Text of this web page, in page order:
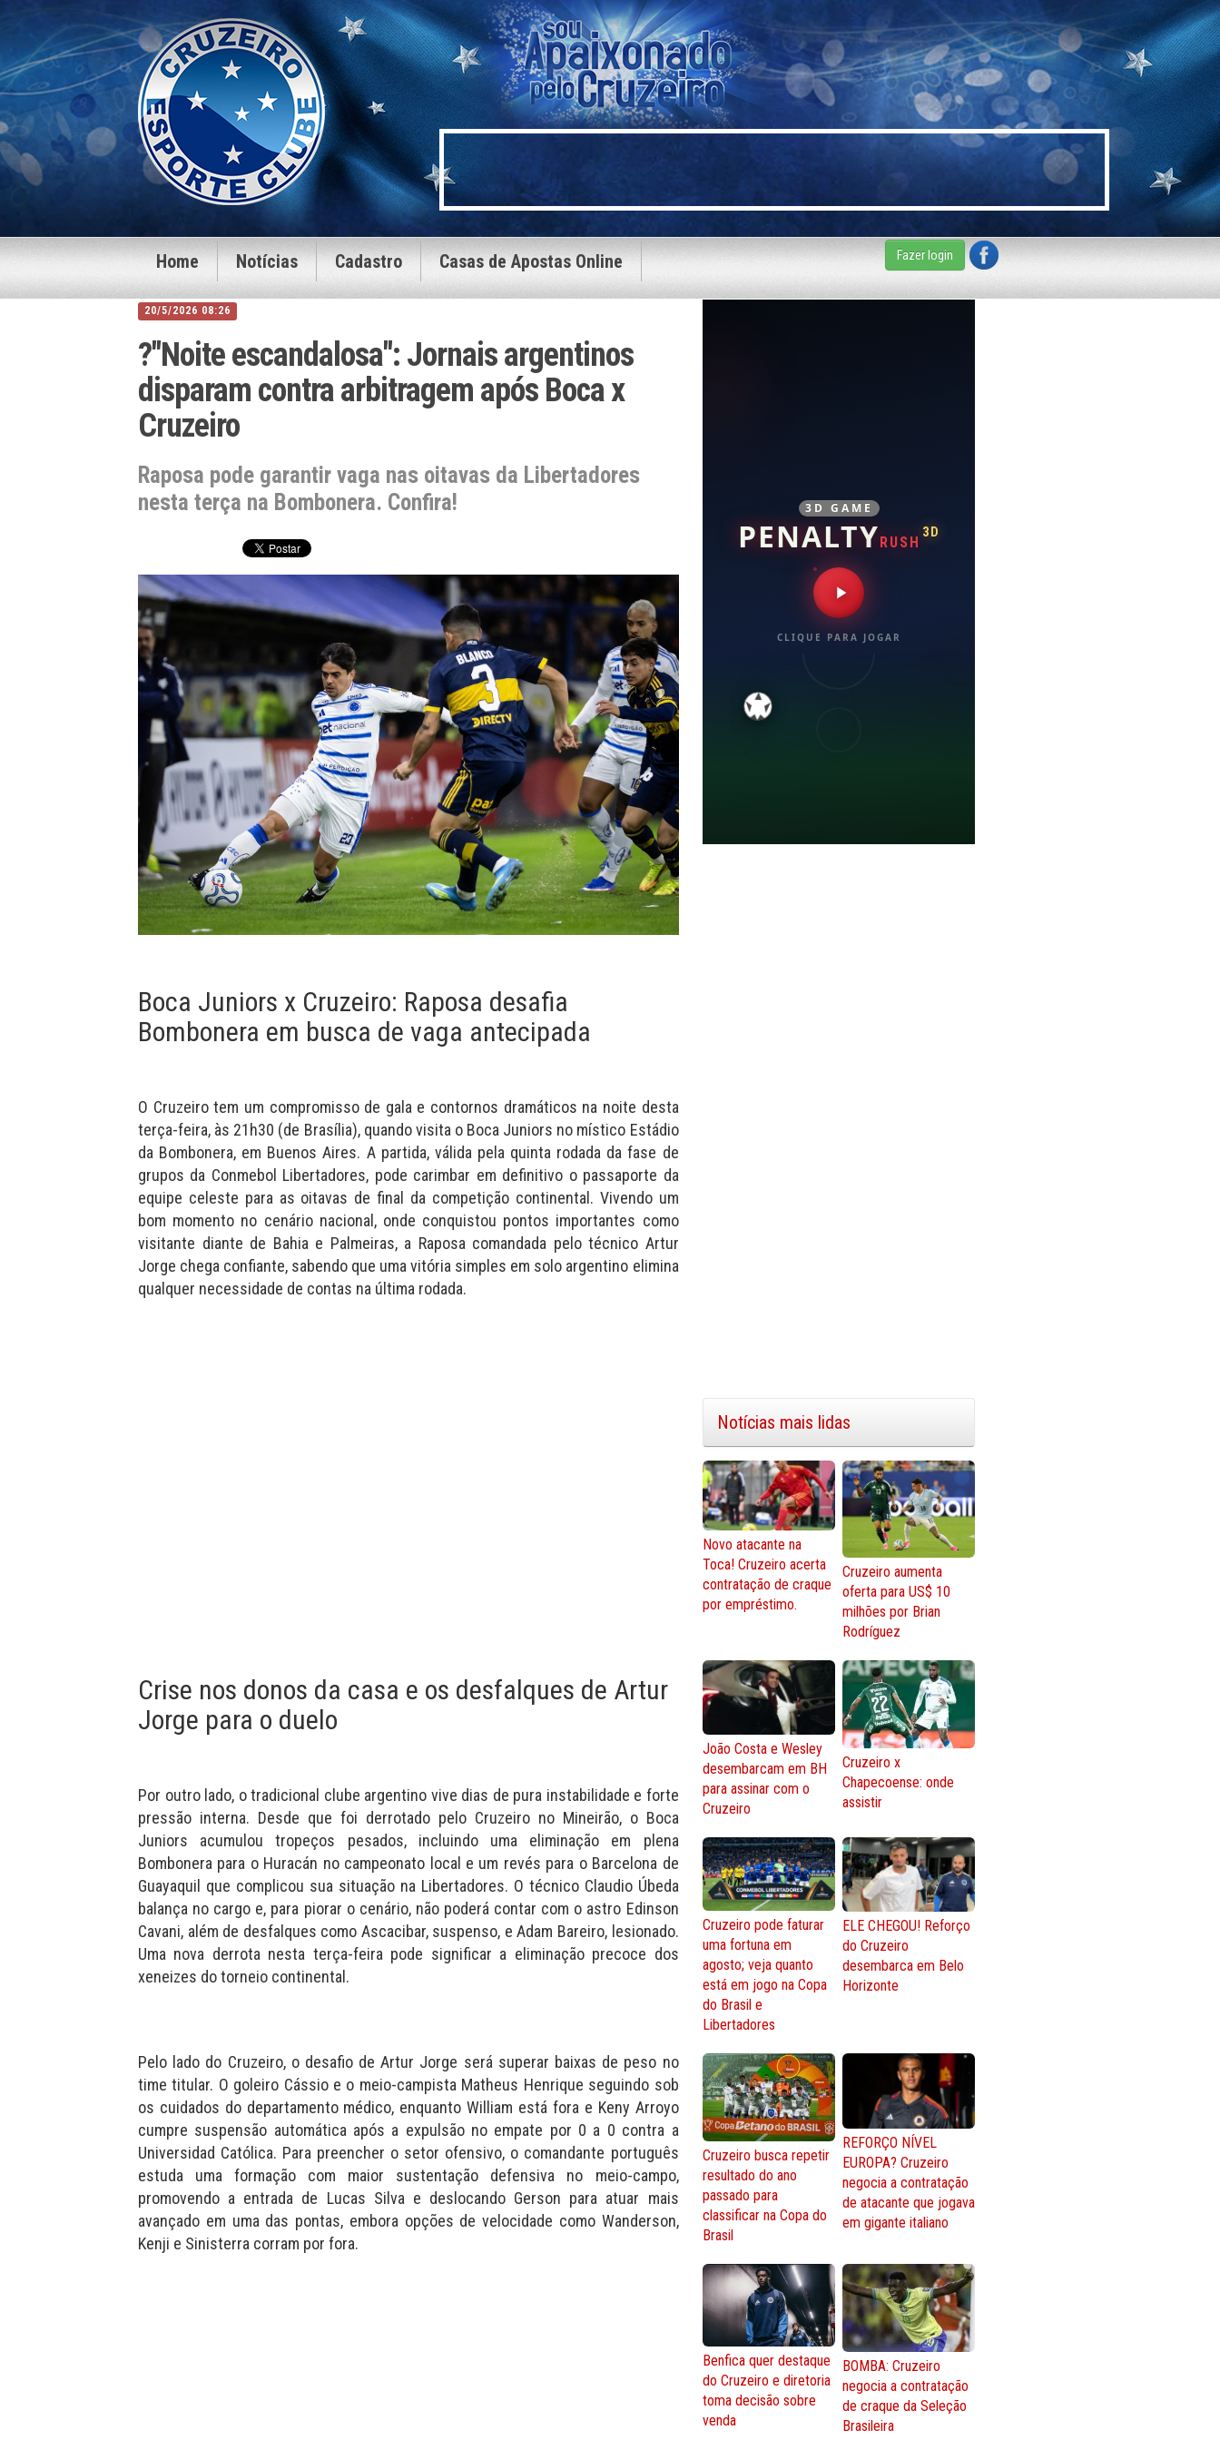
Home Notícias Cadastro Casas de Apostas Online Fazer login
20/5/2026 08:26
?"Noite escandalosa": Jornais argentinos
disparam contra arbitragem após Boca x
Cruzeiro
Raposa pode garantir vaga nas oitavas da Libertadores
nesta terça na Bombonera. Confira!
Boca Juniors x Cruzeiro: Raposa desafia
Bombonera em busca de vaga antecipada
O Cruzeiro tem um compromisso de gala e contornos dramáticos na noite desta
terça-feira, às 21h30 (de Brasília), quando visita o Boca Juniors no místico Estádio
da Bombonera, em Buenos Aires. A partida, válida pela quinta rodada da fase de
grupos da Conmebol Libertadores, pode carimbar em definitivo o passaporte da
equipe celeste para as oitavas de final da competição continental. Vivendo um
bom momento no cenário nacional, onde conquistou pontos importantes como
visitante diante de Bahia e Palmeiras, a Raposa comandada pelo técnico Artur
Jorge chega confiante, sabendo que uma vitória simples em solo argentino elimina
qualquer necessidade de contas na última rodada.
Crise nos donos da casa e os desfalques de Artur
Jorge para o duelo
Por outro lado, o tradicional clube argentino vive dias de pura instabilidade e forte
pressão interna. Desde que foi derrotado pelo Cruzeiro no Mineirão, o Boca
Juniors acumulou tropeços pesados, incluindo uma eliminação em plena
Bombonera para o Huracán no campeonato local e um revés para o Barcelona de
Guayaquil que complicou sua situação na Libertadores. O técnico Claudio Úbeda
balança no cargo e, para piorar o cenário, não poderá contar com o astro Edinson
Cavani, além de desfalques como Ascacibar, suspenso, e Adam Bareiro, lesionado.
Uma nova derrota nesta terça-feira pode significar a eliminação precoce dos
xeneizes do torneio continental.
Pelo lado do Cruzeiro, o desafio de Artur Jorge será superar baixas de peso no
time titular. O goleiro Cássio e o meio-campista Matheus Henrique seguindo sob
os cuidados do departamento médico, enquanto William está fora e Keny Arroyo
cumpre suspensão automática após a expulsão no empate por 0 a 0 contra a
Universidad Católica. Para preencher o setor ofensivo, o comandante português
estuda uma formação com maior sustentação defensiva no meio-campo,
promovendo a entrada de Lucas Silva e deslocando Gerson para atuar mais
avançado em uma das pontas, embora opções de velocidade como Wanderson,
Kenji e Sinisterra corram por fora.
3D GAME
PENALTYRUSH
3D
CLIQUE PARA JOGAR
Notícias mais lidas
Novo atacante na
Toca! Cruzeiro acerta
contratação de craque
por empréstimo.
Cruzeiro aumenta
oferta para US$ 10
milhões por Brian
Rodríguez
João Costa e Wesley
desembarcam em BH
para assinar com o
Cruzeiro
Cruzeiro x
Chapecoense: onde
assistir
Cruzeiro pode faturar
uma fortuna em
agosto; veja quanto
está em jogo na Copa
do Brasil e
Libertadores
ELE CHEGOU! Reforço
do Cruzeiro
desembarca em Belo
Horizonte
Cruzeiro busca repetir
resultado do ano
passado para
classificar na Copa do
Brasil
REFORÇO NÍVEL
EUROPA? Cruzeiro
negocia a contratação
de atacante que jogava
em gigante italiano
Benfica quer destaque
do Cruzeiro e diretoria
toma decisão sobre
venda
BOMBA: Cruzeiro
negocia a contratação
de craque da Seleção
Brasileira